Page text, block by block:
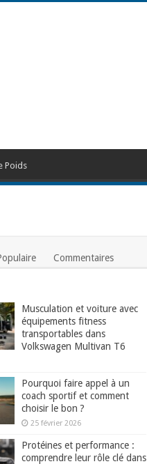
Poids
Commentaires
Musculation et voiture avec
équipements fitness
transportables dans
Volkswagen Multivan T6
Pourquoi faire appel à un
coach sportif et comment
choisir le bon ?
25 février 2026
Protéines et performance :
comprendre leur rôle clé dans